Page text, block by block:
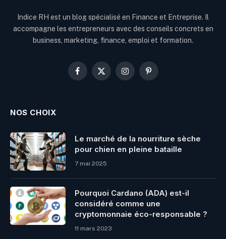
Indice RH est un blog spécialisé en Finance et Entreprise. Il
accompagne les entrepreneurs avec des conseils concrets en
business, marketing, finance, emploi et formation.
Facebook
X
InstagramPinterest
NOS CHOIX
Le marché de la nourriture sèche
pour chien en pleine bataille
7 mai 2025
Pourquoi Cardano (ADA) est-il
considéré comme une
cryptomonnaie éco-responsable ?
11 mars 2023